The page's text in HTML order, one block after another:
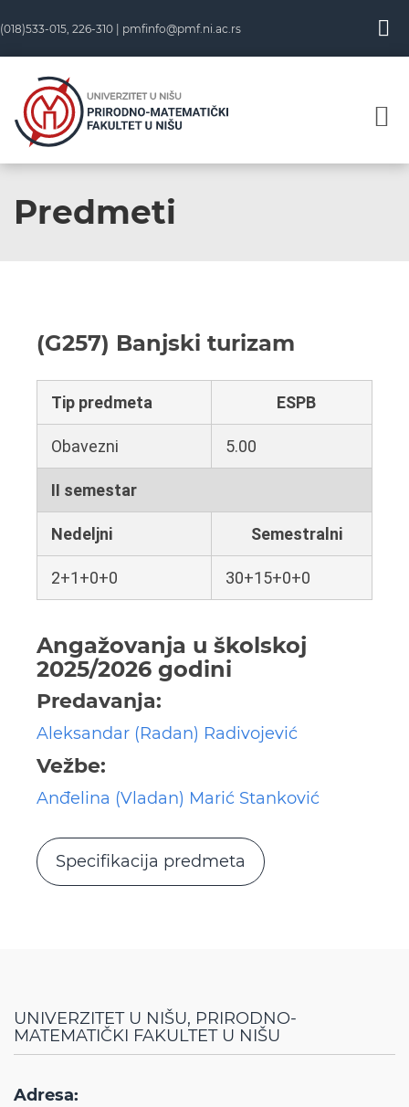
(018)533-015, 226-310 | pmfinfo@pmf.ni.ac.rs
Predmeti
(G257) Banjski turizam
Tip predmeta ESPB
Obavezni 5.00
II semestar
Nedeljni Semestralni
2+1+0+0 30+15+0+0
Angažovanja u školskoj
2025/2026 godini
Predavanja:
Aleksandar (Radan) Radivojević
Vežbe:
Anđelina (Vladan) Marić Stanković
Specifikacija predmeta
UNIVERZITET U NIŠU, PRIRODNO-
MATEMATIČKI FAKULTET U NIŠU
Adresa: